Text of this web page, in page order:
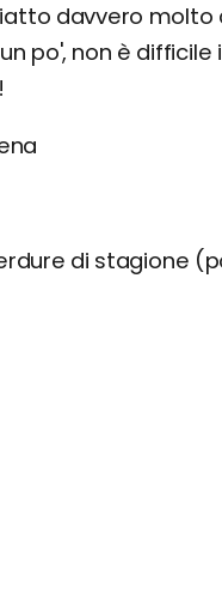
davvero
po', non è
di stagione